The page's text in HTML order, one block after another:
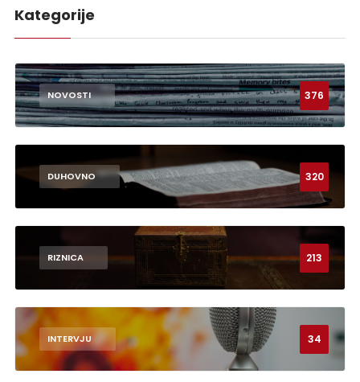
Kategorije
NOVOSTI 376
DUHOVNO 320
RIZNICA 213
INTERVJU 34